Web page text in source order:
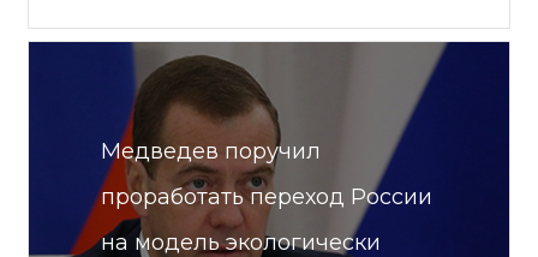
Медведев поручил
проработать переход России
на модель экологически